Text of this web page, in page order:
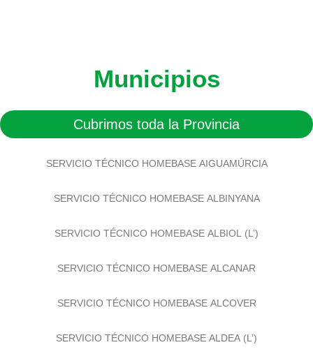
Municipios
Cubrimos toda la Provincia
SERVICIO TÉCNICO HOMEBASE AIGUAMÚRCIA
SERVICIO TÉCNICO HOMEBASE ALBINYANA
SERVICIO TÉCNICO HOMEBASE ALBIOL (L’)
SERVICIO TÉCNICO HOMEBASE ALCANAR
SERVICIO TÉCNICO HOMEBASE ALCOVER
SERVICIO TÉCNICO HOMEBASE ALDEA (L’)